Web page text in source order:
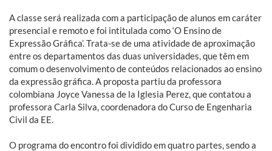
A classe será realizada com a participação de alunos em caráter
presencial e remoto e foi intitulada como ‘O Ensino de
Expressão Gráfica’. Trata-se de uma atividade de aproximação
entre os departamentos das duas universidades, que têm em
comum o desenvolvimento de conteúdos relacionados ao ensino
da expressão gráfica. A proposta partiu da professora
colombiana Joyce Vanessa de la Iglesia Perez, que contatou a
professora Carla Silva, coordenadora do Curso de Engenharia
Civil da EE.
O programa do encontro foi dividido em quatro partes, sendo a